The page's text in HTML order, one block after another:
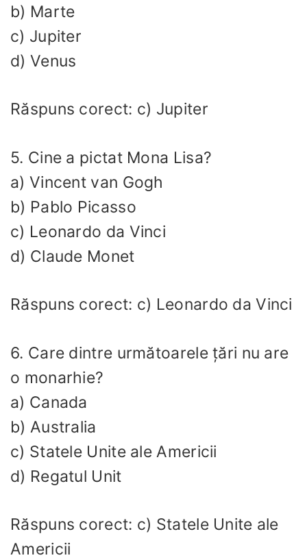
b) Marte
c) Jupiter
d) Venus
Răspuns corect: c) Jupiter
5. Cine a pictat Mona Lisa?
a) Vincent van Gogh
b) Pablo Picasso
c) Leonardo da Vinci
d) Claude Monet
Răspuns corect: c) Leonardo da Vinci
6. Care dintre următoarele țări nu are
o monarhie?
a) Canada
b) Australia
c) Statele Unite ale Americii
d) Regatul Unit
Răspuns corect: c) Statele Unite ale
Americii